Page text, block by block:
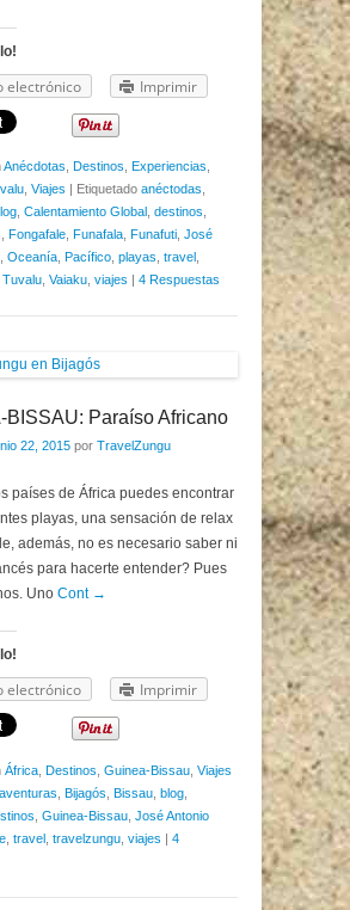
electrónico Imprimir
Anécdotas Destinos Experiencias
Viajes Etiquetado anéctodas
Calentamiento Global destinos
Fongafale Funafala Funafuti José
Oceanía Pacífico playas travel
Tuvalu Vaiaku viajes 4 Respuestas
BISSAU: Paraíso Africano
22, 2015 por TravelZungu
países de África puedes encontrar
playas, una sensación de relax
además, no es necesario saber ni
para hacerte entender? Pues
Uno Cont →
electrónico Imprimir
África Destinos Guinea-Bissau Viajes
aventuras Bijagós Bissau blog
Guinea-Bissau José Antonio
travel travelzungu viajes | 4